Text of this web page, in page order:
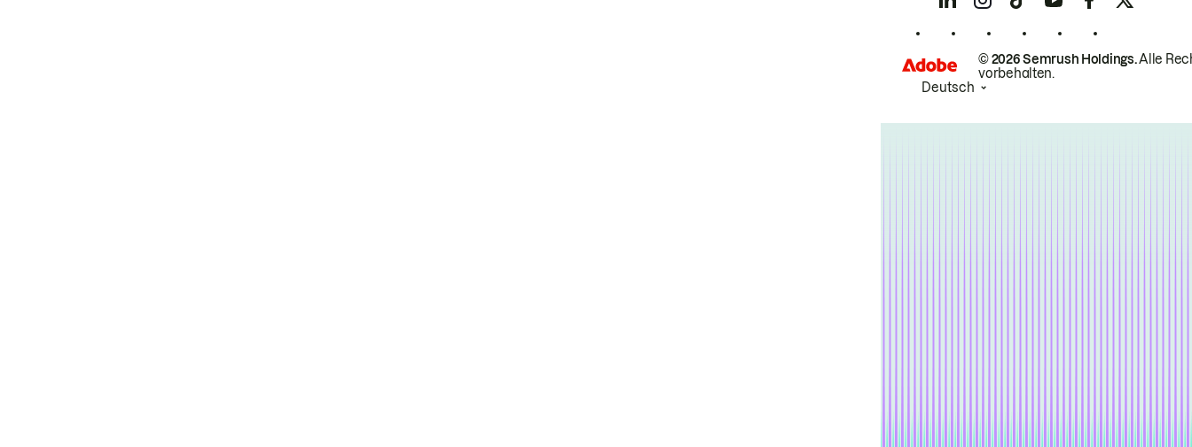
© 2026 Semrush Holdings.Alle
vorbehalten.
Deutsch